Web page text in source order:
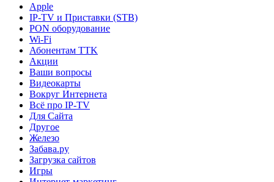
Apple
IP-TV и Приставки (STB)
PON оборудование
Wi-Fi
Абонентам TTK
Акции
Ваши вопросы
Видеокарты
Вокруг Интернета
Всё про IP-TV
Для Сайта
Другое
Железо
Забава.ру
Загрузка сайтов
Игры